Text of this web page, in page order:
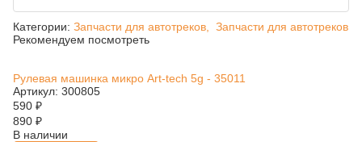
Категории: Запчасти для автотреков,
Запчасти для автотреков
Рекомендуем посмотреть
Рулевая машинка микро Art-tech 5g - 35011
Артикул: 300805
590 ₽
890 ₽
В наличии